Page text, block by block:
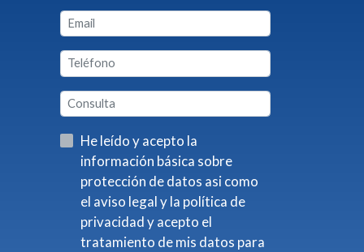
He leído y acepto la
información básica sobre
protección de datos asi como
el aviso legal y la política de
privacidad y acepto el
tratamiento de mis datos para